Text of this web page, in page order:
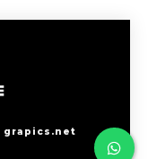
grapics.net